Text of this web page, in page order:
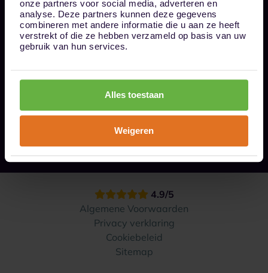
onze partners voor social media, adverteren en
analyse. Deze partners kunnen deze gegevens
combineren met andere informatie die u aan ze heeft
verstrekt of die ze hebben verzameld op basis van uw
gebruik van hun services.
Alles toestaan
Weigeren
Bel ons op 085 - 0161611
info@1box.nl
Volg ons
Onze opslaglocaties
Hoe werkt het?
4.9/5
Algemene Voorwaarden
Privacy verklaring
Cookiebeleid
Sitemap